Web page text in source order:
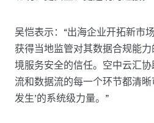
吴恺表示：“出海企业开拓新市
获得当地监管对其数据合规能
境服务安全的信任。空中云汇
流和数据流的每一个环节都清晰
发生’的系统级力量。”